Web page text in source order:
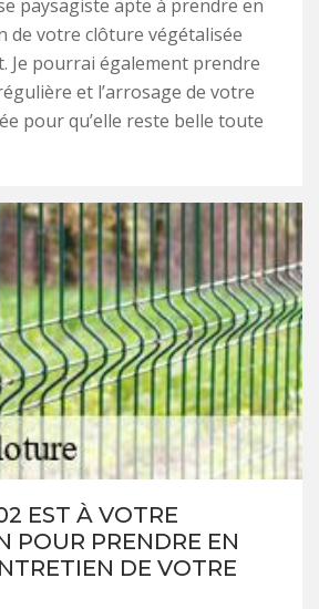
paysagiste apte à prendre en
de votre clôture végétalisée
Je pourrai également prendre
et l’arrosage de votre
pour qu’elle reste belle toute
EST À VOTRE
POUR PRENDRE EN
DE VOTRE